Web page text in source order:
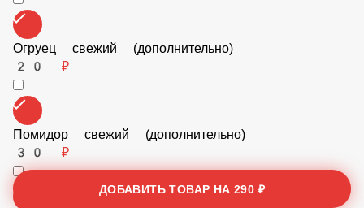
40 ₽
Огруец свежий (дополнительно)
20 ₽
Помидор свежий (дополнительно)
ДОБАВИТЬ ТОВАР НА290 ₽